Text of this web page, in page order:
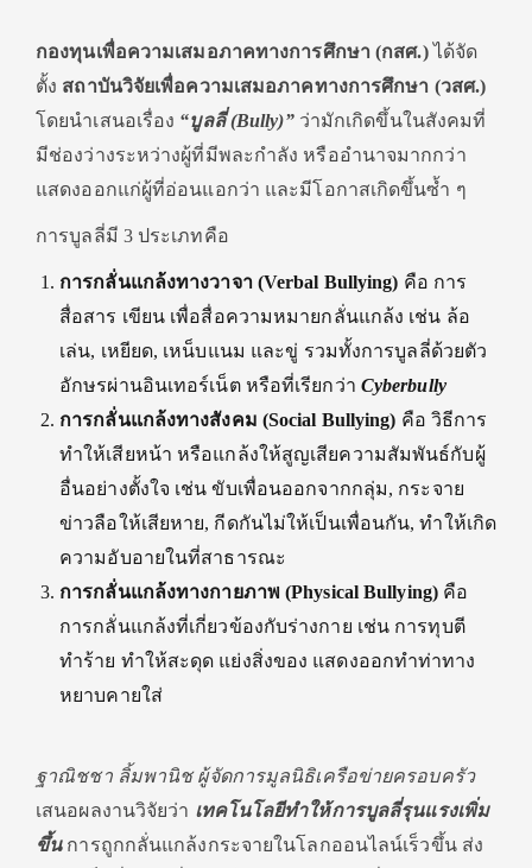
กองทุนเพื่อความเสมอภาคทางการศึกษา (กสศ.)ได้จัด
ตั้ง สถาบันวิจัยเพื่อความเสมอภาคทางการศึกษา (วสศ.)
โดยนำเสนอเรื่อง “บูลลี่ (Bully)”ว่ามักเกิดขึ้นในสังคมที่
มีช่องว่างระหว่างผู้ที่มีพละกำลัง หรืออำนาจมากกว่า
แสดงออกแก่ผู้ที่อ่อนแอกว่า และมีโอกาสเกิดขึ้นซ้ำ ๆ
การบูลลี่มี 3 ประเภทคือ
การกลั่นแกล้งทางวาจา (Verbal Bullying) คือ การ
สื่อสาร เขียน เพื่อสื่อความหมายกลั่นแกล้ง เช่น ล้อ
เล่น, เหยียด, เหน็บแนม และขู่ รวมทั้งการบูลลี่ด้วยตัว
อักษรผ่านอินเทอร์เน็ต หรือที่เรียกว่า Cyberbully
การกลั่นแกล้งทางสังคม (Social Bullying) คือ วิธีการ
ทำให้เสียหน้า หรือแกล้งให้สูญเสียความสัมพันธ์กับผู้
อื่นอย่างตั้งใจ เช่น ขับเพื่อนออกจากกลุ่ม, กระจาย
ข่าวลือให้เสียหาย, กีดกันไม่ให้เป็นเพื่อนกัน, ทำให้เกิด
ความอับอายในที่สาธารณะ
การกลั่นแกล้งทางกายภาพ (Physical Bullying)คือ
การกลั่นแกล้งที่เกี่ยวข้องกับร่างกาย เช่น การทุบตี
ทำร้าย ทำให้สะดุด แย่งสิ่งของ แสดงออกทำท่าทาง
หยาบคายใส่
ฐาณิชชา ลิ้มพานิช ผู้จัดการมูลนิธิเครือข่ายครอบครัว
เสนอผลงานวิจัยว่า เทคโนโลยีทำให้การบูลลี่รุนแรงเพิ่ม
ขึ้นการถูกกลั่นแกล้งกระจายในโลกออนไลน์เร็วขึ้น ส่ง